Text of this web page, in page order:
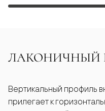
ЛАКОНИЧНЫЙ
Вертикальный профиль
прилегает к